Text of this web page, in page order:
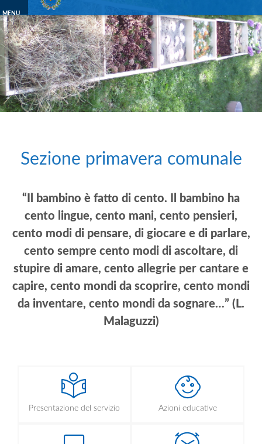
navigation
MENU
Sezione primavera comunale
“Il bambino è fatto di cento. Il bambino ha
cento lingue, cento mani, cento pensieri,
cento modi di pensare, di giocare e di parlare,
cento sempre cento modi di ascoltare, di
stupire di amare, cento allegrie per cantare e
capire, cento mondi da scoprire, cento mondi
da inventare, cento mondi da sognare…” (L.
Malaguzzi)
Presentazione del servizio Azioni educative